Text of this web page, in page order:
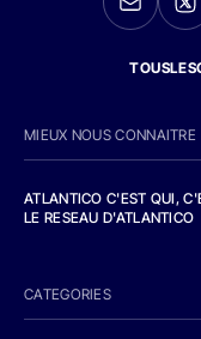
MIEUX NOUS CONNAITRE
ATLANTICO C'EST QUI,
LE RESEAU D'ATLANTICO
CATEGORIES